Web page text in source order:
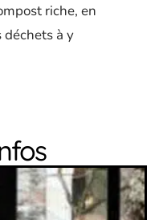
riche, en
à y